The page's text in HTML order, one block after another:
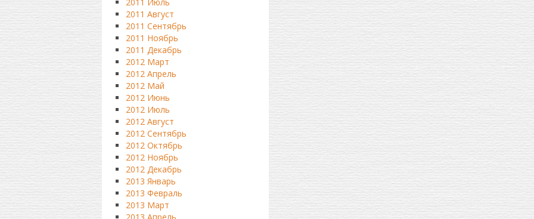
2011 Август
2011 Сентябрь
2011 Ноябрь
2011 Декабрь
2012 Март
2012 Апрель
2012 Май
2012 Июнь
2012 Июль
2012 Август
2012 Сентябрь
2012 Октябрь
2012 Ноябрь
2012 Декабрь
2013 Январь
2013 Февраль
2013 Март